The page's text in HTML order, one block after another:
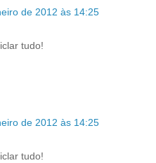
de 2012 às 14:25
tudo!
de 2012 às 14:25
tudo!